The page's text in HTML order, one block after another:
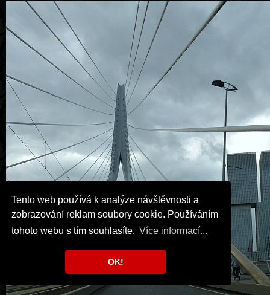
Tento web používá k analýze návštěvnosti a
zobrazování reklam soubory cookie. Používáním
tohoto webu s tím souhlasíte. Více informací...
OK!